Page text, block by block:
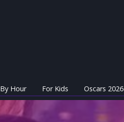
By Hour For Kids Oscars 2026